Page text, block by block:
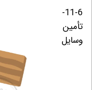
11-6-
تأمین
وسایل